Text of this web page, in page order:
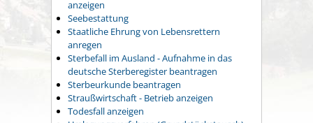
anzeigen
Seebestattung
Staatliche Ehrung von Lebensrettern
anregen
Sterbefall im Ausland - Aufnahme in das
deutsche Sterberegister beantragen
Sterbeurkunde beantragen
Straußwirtschaft - Betrieb anzeigen
Todesfall anzeigen